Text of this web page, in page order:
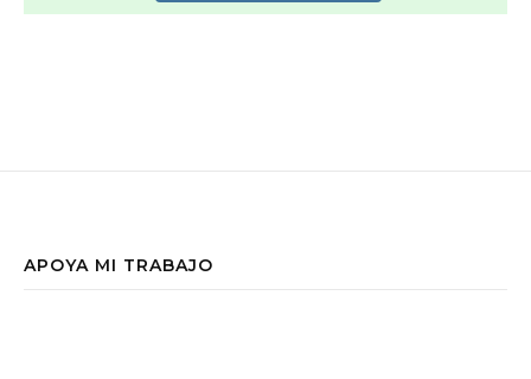
APOYA MI TRABAJO